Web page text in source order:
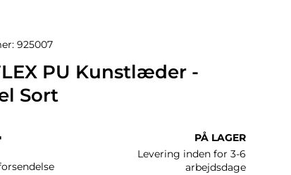
925007
PU Kunstlæder -
Sort
PÅ LAGER
Levering inden for 3-6
arbejdsdage